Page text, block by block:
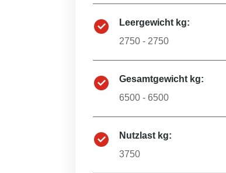
Leergewicht kg:
2750 - 2750
Gesamtgewicht kg:
6500 - 6500
Nutzlast kg:
3750